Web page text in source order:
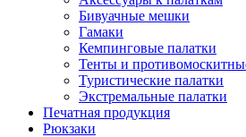
Бивуачные мешки
Гамаки
Кемпинговые палатки
Тенты и
Туристические палатки
Экстремальные палатки
Печатная продукция
Рюкзаки